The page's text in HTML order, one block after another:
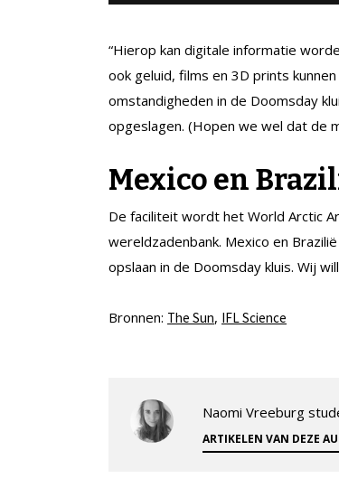
“Hierop kan digitale informatie
ook geluid, films en 3D prints
omstandigheden in de Doomsday
opgeslagen. (Hopen we wel dat de
Mexico en
De faciliteit wordt het World Arctic
wereldzadenbank. Mexico en
opslaan in de Doomsday kluis. Wij
Bronnen: The Sun, IFL Science
Naomi Vreeburg
ARTIKELEN VAN DEZE